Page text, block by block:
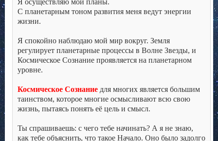
Я осуществляю мои планы.
С планетарным тоном развития меня ведут энергии
жизни.
Я спокойно наблюдаю мой мир вокруг. Земля
регулирует планетарные процессы в Волне Звезды, и
Космическое Сознание проявляется на планетарном
уровне.
Космическое Сознание для многих является большим
таинством, которое многие осмысливают всю свою
жизнь, пытаясь понять её цель и смысл.
Ты спрашиваешь: с чего тебе начинать? А я не знаю,
как тебе объяснить, что такое Начало. Оно было задолго